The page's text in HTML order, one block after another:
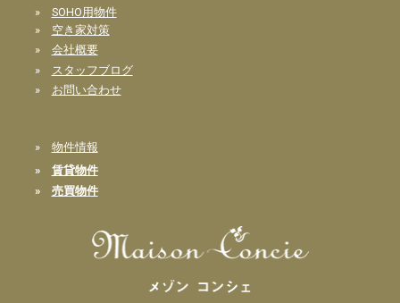
» SOHO用物件
» 空き家対策
» 会社概要
»
スタッフブログ
» お問い合わせ
» 物件情報
» 賃貸物件
» 売買物件